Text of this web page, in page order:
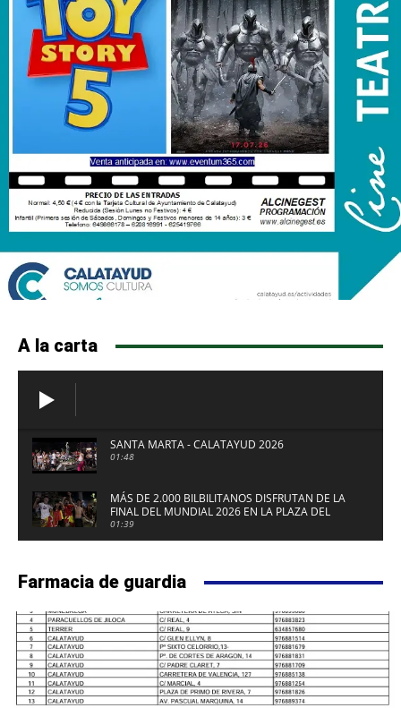
A la carta
SANTA MARTA - CALATAYUD 2026
01:48
MÁS DE 2.000 BILBILITANOS DISFRUTAN DE LA
FINAL DEL MUNDIAL 2026 EN LA PLAZA DEL
FUERTE DE CALATAYUD
01:39
Farmacia de guardia